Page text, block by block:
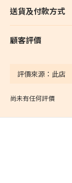
送貨及付款方式
顧客評價
尚未有任何評價